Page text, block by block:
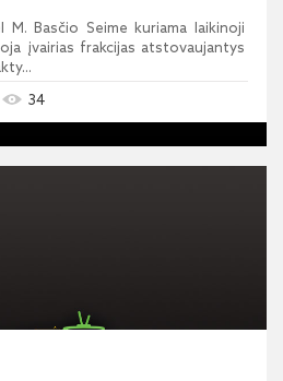
Basčio Seime kuriama laikinoji
įvairias frakcijas atstovaujantys
34